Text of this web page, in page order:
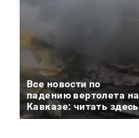
Все новости по
падению вертолета на
Кавказе: читать здесь